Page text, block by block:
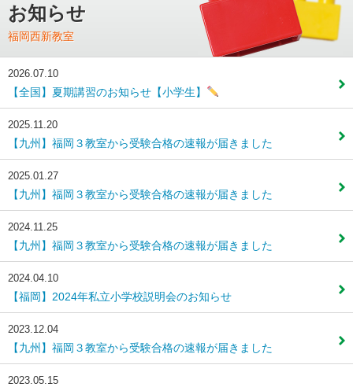
お知らせ
福岡西新教室
2026.07.10
【全国】夏期講習のお知らせ【小学生】
2025.11.20
【九州】福岡３教室から受験合格の速報が届きました
2025.01.27
【九州】福岡３教室から受験合格の速報が届きました
2024.11.25
【九州】福岡３教室から受験合格の速報が届きました
2024.04.10
【福岡】2024年私立小学校説明会のお知らせ
2023.12.04
【九州】福岡３教室から受験合格の速報が届きました
2023.05.15